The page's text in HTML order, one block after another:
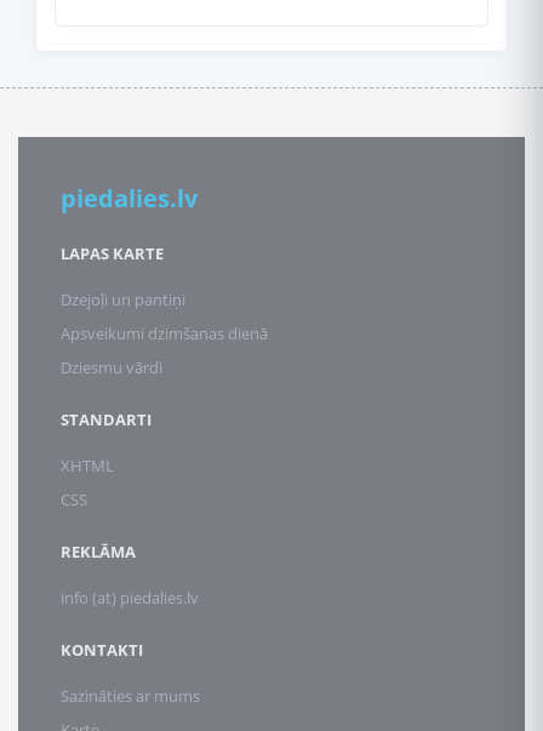
piedalies.lv
LAPAS KARTE
Dzejoļi un pantiņi
Apsveikumi dzimšanas dienā
Dziesmu vārdi
STANDARTI
XHTML
CSS
REKLĀMA
info (at) piedalies.lv
KONTAKTI
Sazināties ar mums